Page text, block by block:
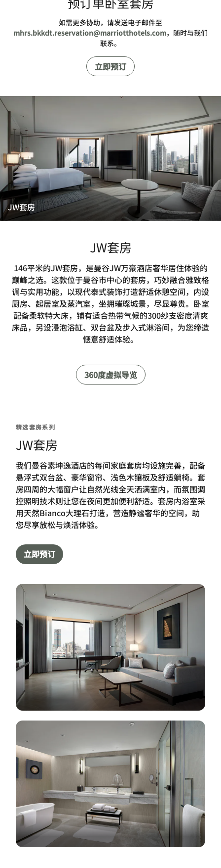
如需更多协助，请发送电子邮件至
mhrs.bkkdt.reservation@marriotthotels.com，随时与我们
联系。
立即预订
JW套房
JW套房
146平米的JW套房，是曼谷JW万豪酒店奢华居住体验的
巅峰之选。这款位于曼谷市中心的套房，巧妙融合雅致格
调与实用功能，以现代泰式装饰打造舒适休憩空间，内设
厨房、起居室及蒸汽室，坐拥璀璨城景，尽显尊贵。卧室
配备柔软特大床，铺有适合热带气候的300纱支密度清爽
床品，另设浸泡浴缸、双台盆及步入式淋浴间，为您缔造
惬意舒适体验。
360度虚拟导览
精选套房系列
JW套房
我们曼谷素坤逸酒店的每间家庭套房均设施完善，配备
悬浮式双台盆、豪华窗帘、浅色木镶板及舒适躺椅。套
房四周的大幅窗户让自然光线全天洒满室内，而氛围调
控照明技术则让您在夜间更加便利舒适。套房内浴室采
用天然Bianco大理石打造，营造静谧奢华的空间，助
您尽享放松与焕活体验。
立即预订